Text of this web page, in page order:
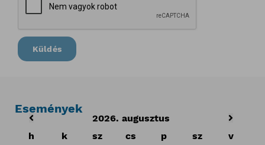
Küldés
Események
2026. augusztus
h
k sz cs p sz
v